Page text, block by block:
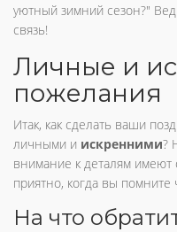
уютный зимний сезон?"
связь!
Личные и
пожелания
Итак, как сделать ваши
личными и искренними?
внимание к деталям
приятно, когда вы
На что